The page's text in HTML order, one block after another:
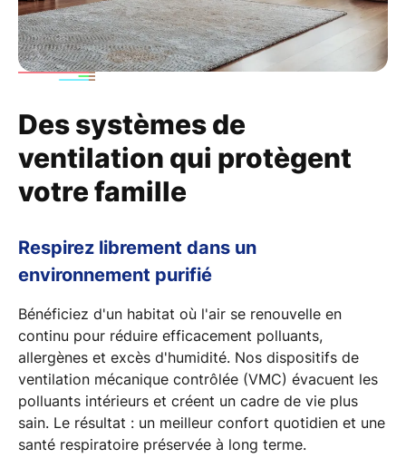
Des systèmes de
ventilation qui protègent
votre famille
Respirez librement dans un
environnement purifié
Bénéficiez d'un habitat où l'air se renouvelle en
continu pour réduire efficacement polluants,
allergènes et excès d'humidité. Nos dispositifs de
ventilation mécanique contrôlée (VMC) évacuent les
polluants intérieurs et créent un cadre de vie plus
sain. Le résultat : un meilleur confort quotidien et une
santé respiratoire préservée à long terme.